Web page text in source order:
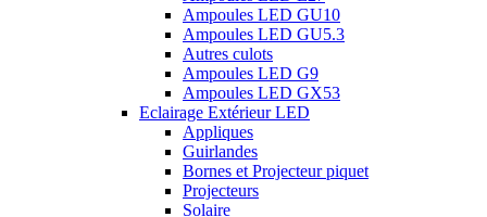
Ampoules LED GU10
Ampoules LED GU5.3
Autres culots
Ampoules LED G9
Ampoules LED GX53
Eclairage Extérieur LED
Appliques
Guirlandes
Bornes et Projecteur piquet
Projecteurs
Solaire